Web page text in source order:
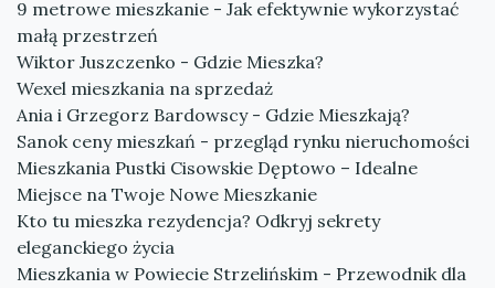
9 metrowe mieszkanie - Jak efektywnie wykorzystać
małą przestrzeń
Wiktor Juszczenko - Gdzie Mieszka?
Wexel mieszkania na sprzedaż
Ania i Grzegorz Bardowscy - Gdzie Mieszkają?
Sanok ceny mieszkań - przegląd rynku nieruchomości
Mieszkania Pustki Cisowskie Dęptowo – Idealne
Miejsce na Twoje Nowe Mieszkanie
Kto tu mieszka rezydencja? Odkryj sekrety
eleganckiego życia
Mieszkania w Powiecie Strzelińskim - Przewodnik dla